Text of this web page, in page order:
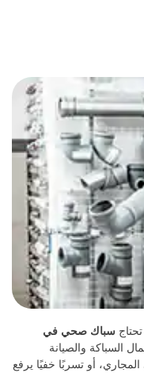
سباك صحي في
أعمال السباكة والصيانة
أو تسربًا خفيًا يرفع